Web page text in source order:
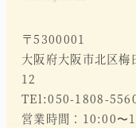
〒5300001
大阪府大阪市北区
12
TEl:050-1808-
営業時間：10:00〜